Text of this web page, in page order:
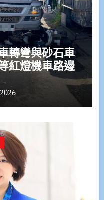
轉彎與砂石車
紅燈機車路邊